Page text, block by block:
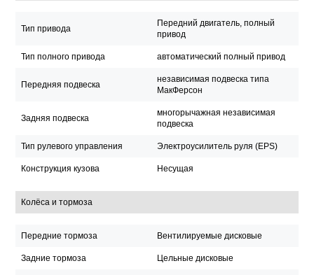
Тип привода
Передний двигатель, полный
привод
Тип полного привода автоматический полный привод
Передняя подвеска
независимая подвеска типа
МакФерсон
Задняя подвеска
многорычажная независимая
подвеска
Тип рулевого управления Электроусилитель руля (EPS)
Конструкция кузова Несущая
Колёса и тормоза
Передние тормоза Вентилируемые дисковые
Задние тормоза Цельные дисковые